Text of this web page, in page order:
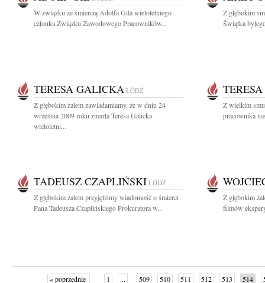
W związku ze śmiercią Adolfa Gila wieloletniego
członka Związku Zawodowego Pracowników...
Z głębokim
Świątka
TERESA GALICKA ŁÓDŹ
Z głębokim żalem zawiadamiamy, że w dniu 24
września 2009 roku zmarła Teresa Galicka
wieloletni...
Z wielkim
pracownika
TADEUSZ CZAPLIŃSKI ŁÓDŹ
Z głębokim żalem przyjęliśmy wiadomość o śmierci
Pana Tadeusza Czaplińskiego Prokuratora w...
Z głębokim
filmów
« poprzednie 1 ... 509 510 511 512 513 514